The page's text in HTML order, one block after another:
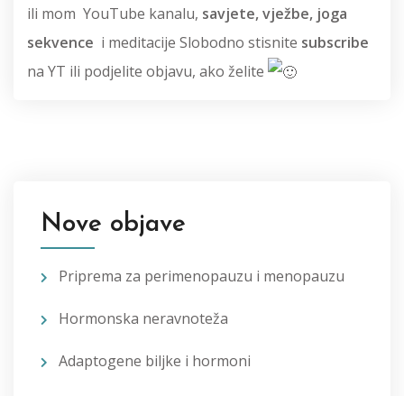
ili mom YouTube kanalu, savjete, vježbe, joga
sekvence i meditacije Slobodno stisnite subscribe
na YT ili podjelite objavu, ako želite
Nove objave
Priprema za perimenopauzu i menopauzu
Hormonska neravnoteža
Adaptogene biljke i hormoni